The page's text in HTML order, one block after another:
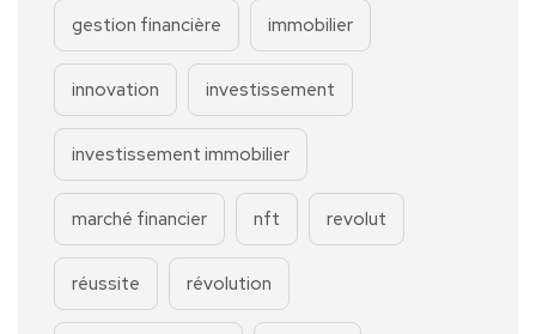
gestion financière immobilier
innovation investissement
investissement immobilier
marché financier nft revolut
réussite révolution